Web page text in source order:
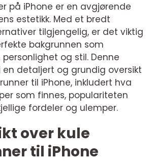
på iPhone er en avgjørende
estetikk. Med et bredt
tilgjengelig, er det viktig
bakgrunnen som
og stil. Denne
en detaljert og grundig oversikt
til iPhone, inkludert hva
som finnes, populariteten
fordeler og ulemper.
over kule
til iPhone